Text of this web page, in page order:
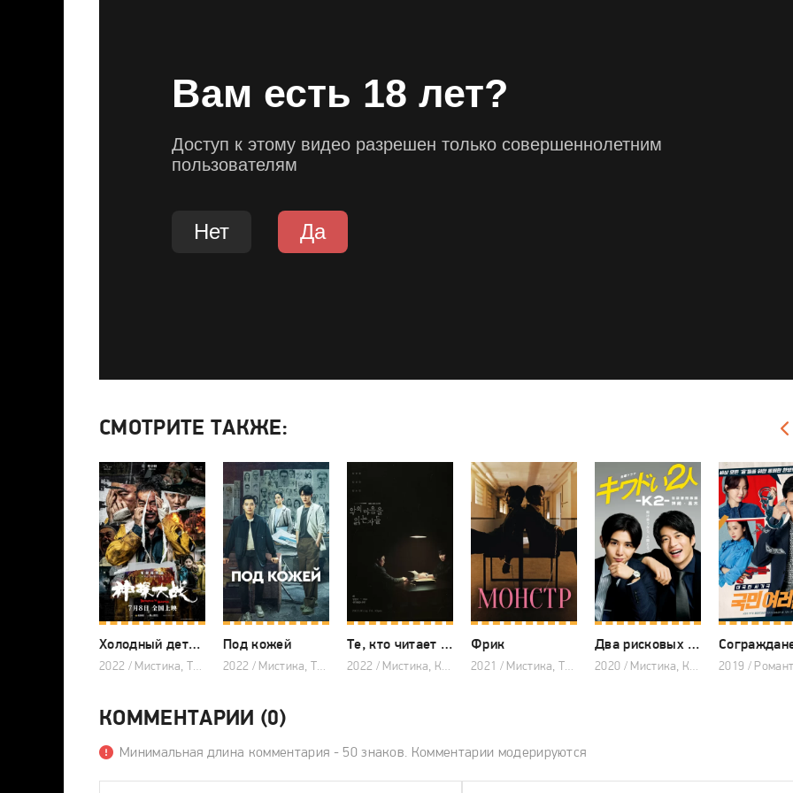
СМОТРИТЕ ТАКЖЕ:
Холодный детектив
2022 / Мистика, Триллер, Китайские дорамы
Под кожей
2022 / Мистика, Триллер, Китайские дорамы
Те, кто читает сердце тьмы
2022 / Мистика, Криминал, Триллер, Драма, Корейские дорамы
Фрик
2021 / Мистика, Триллер, Драма, Корейские дорамы
Два рисковых парня
2020 / Мистика, Комедия, Японские дорамы
КОММЕНТАРИИ (0)
Минимальная длина комментария - 50 знаков. Комментарии модерируются